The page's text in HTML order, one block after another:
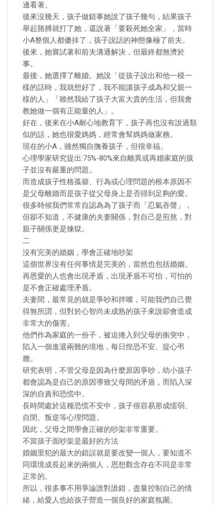
邊看著。
後來沒幾天，孩子做錯事她說了孩子幾句，結果孩子
舉起胳膊就打了她，還說著「要殺死她全家」，當時
小A整個人都傻掉了，孩子說話的神態像極了前夫。
後來，她嘗試著和前夫溝通解決，但最終都無濟於
事。
最後，她選擇了離婚。她說「從孩子說出和他一模一
樣的話時，我就想好了，我不能讓孩子成為和父親一
樣的人」「雖然我給了孩子大富大貴的生活，但我會
教她做一個有正能量的人」。
好在，後來在小A耐心地教育下，孩子再也沒有說過類
似的話，她也很愛媽媽，經常會幫媽媽做家務。
現在的小A，雖然獨自撫養孩子，但很幸福。
心理學家研究提出:75%-80%來自離異或再婚家庭的孩
子並沒有嚴重的問題。
而造成孩子性格孤僻、行為或心理問題的根本原因不
是父母離婚而是孩子從父母身上是否得到足夠的愛。
很多時候我們常常自認為為了孩子而「忍氣吞聲」，
但卻不知道，不健康的夫妻關係，對自己是煎熬，對
親子關係更是煉獄。
二
沒有完美的婚姻，學會正確地吵架
這個世界沒有任何事情是完美的，當然也包括婚姻。
再恩愛的人也會出現矛盾，出現矛盾不可怕，可怕的
是不會正確處理矛盾。
夫妻間，最常見的就是爭吵和拌嘴，可能我們自己覺
得無所謂，但對於心智尚未成熟的孩子來說卻會造成
非常大的傷害。
他們作為家庭的一份子，被迫捲入到父母的衝突中，
陷入一個進退兩難的境地，每日惶恐不安、提心弔
膽。
研究表明，不管父母是因為什麼原因爭吵，幼小孩子
都會認為是自己的原因導致父母間的矛盾，而陷入深
深的自責和恐慌中。
長時間處於這種恐慌不安中，孩子很容易形成懦弱、
自閉、叛逆等心理問題。
因此，父母之間學會正確的吵架非常重要。
不當孩子面吵架是最好的方法
婚姻里犯的最大的錯誤就是要改變一個人，要知道不
同環境成長起來的兩個人，思想觀念存在不同是非常
正常的。
所以，很多事不用爭論誰對誰錯，盡量控制自己的情
緒，給愛人也給孩子營造一個良好的家庭氛圍。